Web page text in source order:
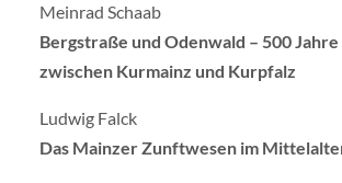
Meinrad Schaab
Bergstraße und Odenwald – 500
zwischen Kurmainz und Kurpfalz
Ludwig Falck
Das Mainzer Zunftwesen im